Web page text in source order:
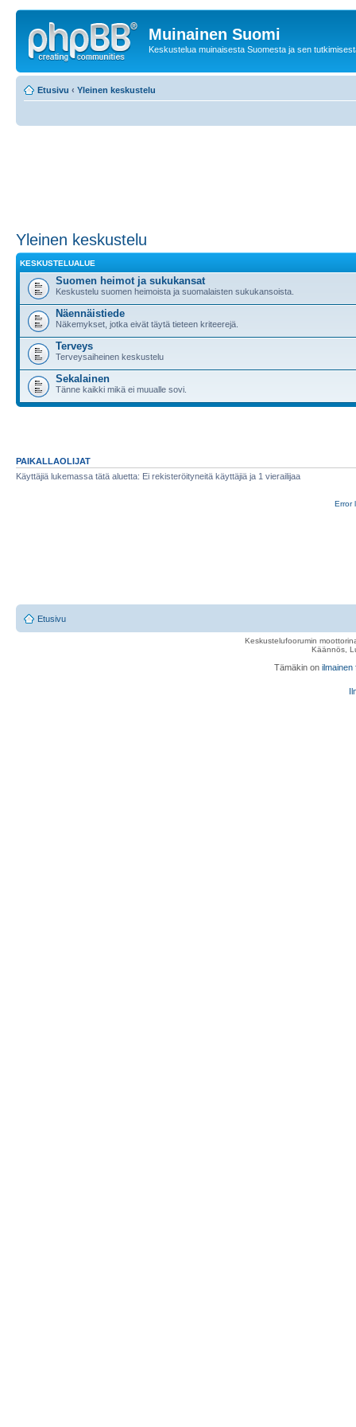
Muinainen Suomi
Keskustelua muinaisesta Suomesta ja sen
Etusivu ‹ Yleinen keskustelu
Yleinen keskustelu
KESKUSTELUALUE
Suomen heimot ja sukukansat
Keskustelu suomen heimoista ja suomalaisten sukukansoista.
Näennäistiede
Näkemykset, jotka eivät täytä tieteen kriteerejä.
Terveys
Terveysaiheinen keskustelu
Sekalainen
Tänne kaikki mikä ei muualle sovi.
PAIKALLAOLIJAT
Käyttäjiä lukemassa tätä aluetta: Ei rekisteröityneitä käyttäjiä ja 1 vierailijaa
Error
Etusivu
Keskustelufoorumin
Käännös,
Tämäkin on ilmainen